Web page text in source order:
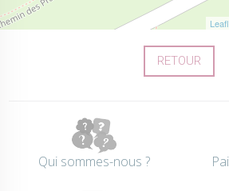
RETOUR
Qui sommes-nous ?